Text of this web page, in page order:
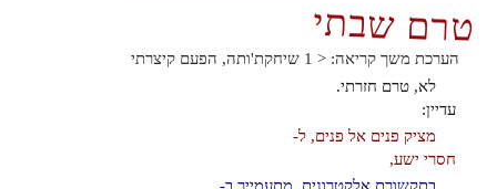
טרם שבתי
הערכת משך קריאה: < 1
שיחקת'ותה, הפעם קיצרתי
לא, טרם חזרתי.
עדיין:
מציק פנים אל פנים, ל-
חסרי ישע,